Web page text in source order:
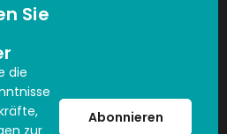
Sie
die
zur
Abonnieren